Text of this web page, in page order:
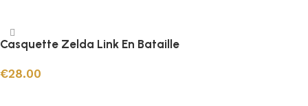
Casquette Zelda Link En Bataille
€28.00